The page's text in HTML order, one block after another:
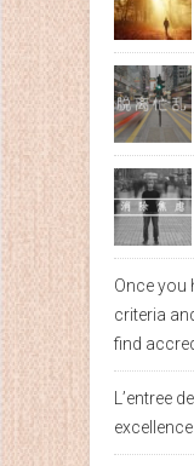
Once you
criteria
find
L’entree